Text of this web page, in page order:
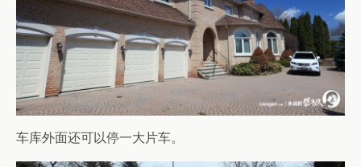
车库外面还可以停一大片车。